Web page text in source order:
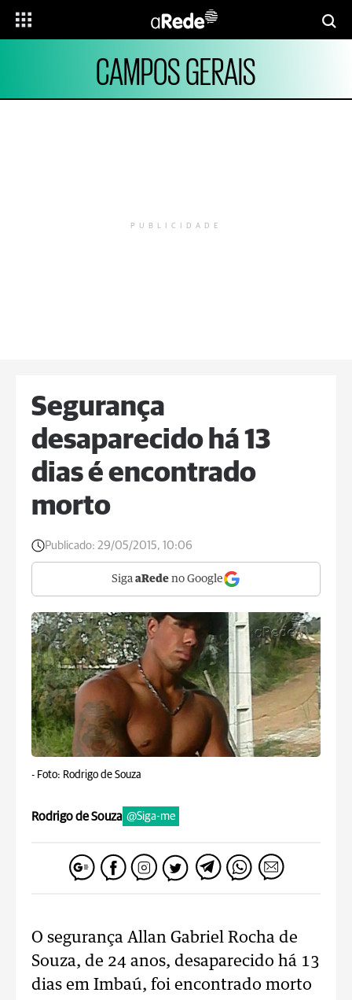
CAMPOS GERAIS
PUBLICIDADE
Segurança
desaparecido há 13
dias é encontrado
morto
Publicado: 29/05/2015, 10:06
Siga aRede no Google
- Foto: Rodrigo de Souza
Rodrigo de Souza @Siga-me
O segurança Allan Gabriel Rocha de
Souza, de 24 anos, desaparecido há 13
dias em Imbaú, foi encontrado morto